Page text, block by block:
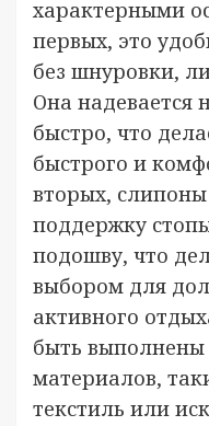
характерными
первых, это
без шнуровки,
Она надевается
быстро, что
быстрого и
вторых,
поддержку
подошву, что
выбором для
активного
быть
материалов,
текстиль или